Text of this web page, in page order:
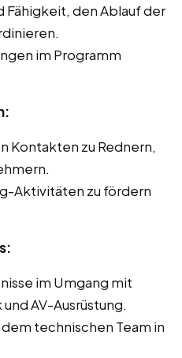
Fähigkeit, den Ablauf der
im Programm
Kontakten zu Rednern,
Aktivitäten zu fördern
im Umgang mit
AV-Ausrüstung.
technischen Team in